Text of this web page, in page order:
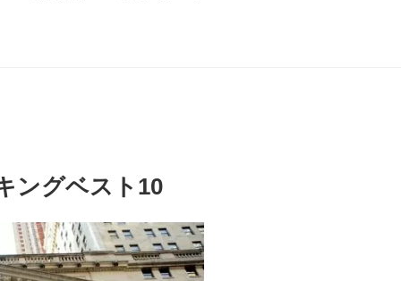
ングベスト10